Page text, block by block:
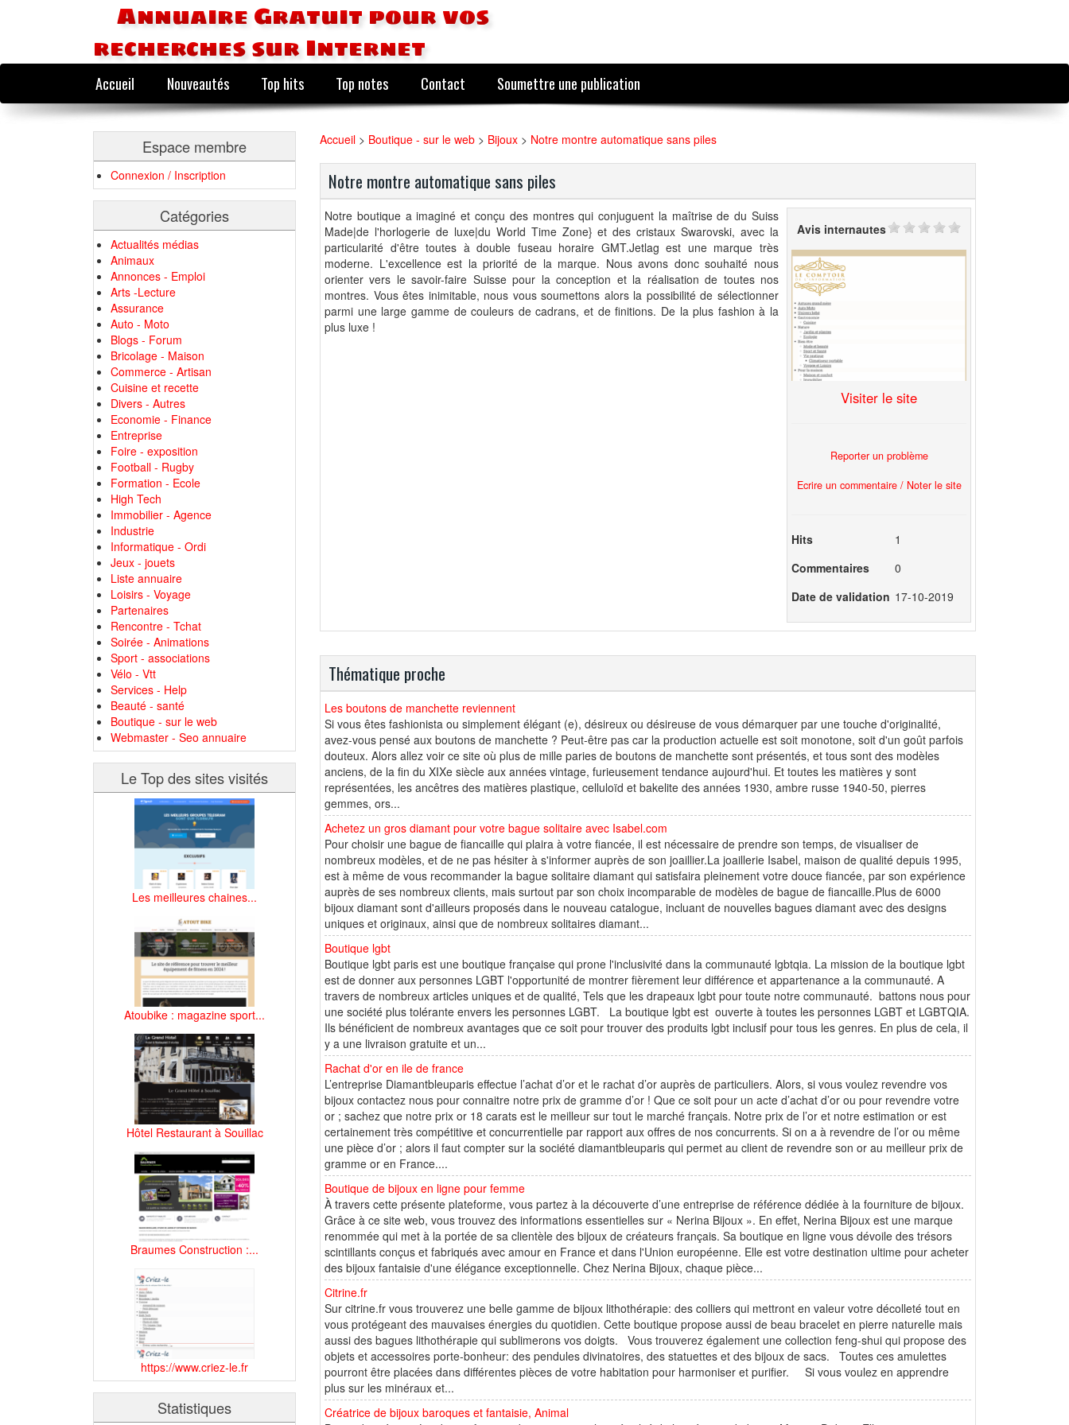
Annuaire Gratuit pour vos
recherches sur Internet
Accueil Nouveautés Top hits Top notes Contact Soumettre une publication
Espace membre
Connexion / Inscription
Catégories
Actualités médias
Animaux
Annonces - Emploi
Arts -Lecture
Assurance
Auto - Moto
Blogs - Forum
Bricolage - Maison
Commerce - Artisan
Cuisine et recette
Divers - Autres
Economie - Finance
Entreprise
Foire - exposition
Football - Rugby
Formation - Ecole
High Tech
Immobilier - Agence
Industrie
Informatique - Ordi
Jeux - jouets
Liste annuaire
Loisirs - Voyage
Partenaires
Rencontre - Tchat
Soirée - Animations
Sport - associations
Vélo - Vtt
Services - Help
Beauté - santé
Boutique - sur le web
Webmaster - Seo annuaire
Le Top des sites visités
Les meilleures chaines...
Atoubike : magazine sport...
Hôtel Restaurant à Souillac
Braumes Construction :...
https://www.criez-le.fr
Statistiques
Accueil > Boutique - sur le web > Bijoux > Notre montre automatique sans piles
Notre montre automatique sans piles
Notre boutique a imaginé et conçu des montres qui conjuguent la maîtrise de du Suiss
Made|de l'horlogerie de luxe|du World Time Zone} et des cristaux Swarovski, avec la
particularité d'être toutes à double fuseau horaire GMT.Jetlag est une marque très
moderne. L'excellence est la priorité de la marque. Nous avons donc souhaité nous
orienter vers le savoir-faire Suisse pour la conception et la réalisation de toutes nos
montres. Vous êtes inimitable, nous vous soumettons alors la possibilité de sélectionner
parmi une large gamme de couleurs de cadrans, et de finitions. De la plus fashion à la
plus luxe !
Avis internautes
Visiter le site
Reporter un problème
Ecrire un commentaire / Noter le site
Hits
1
Commentaires
0
Date de validation 17-10-2019
Thématique proche
Les boutons de manchette reviennent
Si vous êtes fashionista ou simplement élégant (e), désireux ou désireuse de vous démarquer par une touche d'originalité,
avez-vous pensé aux boutons de manchette ? Peut-être pas car la production actuelle est soit monotone, soit d'un goût parfois
douteux. Alors allez voir ce site où plus de mille paries de boutons de manchette sont présentés, et tous sont des modèles
anciens, de la fin du XIXe siècle aux années vintage, furieusement tendance aujourd'hui. Et toutes les matières y sont
représentées, les ancêtres des matières plastique, celluloïd et bakelite des années 1930, ambre russe 1940-50, pierres
gemmes, ors...
Achetez un gros diamant pour votre bague solitaire avec Isabel.com
Pour choisir une bague de fiancaille qui plaira à votre fiancée, il est nécessaire de prendre son temps, de visualiser de
nombreux modèles, et de ne pas hésiter à s'informer auprès de son joaillier.La joaillerie Isabel, maison de qualité depuis 1995,
est à même de vous recommander la bague solitaire diamant qui satisfaira pleinement votre douce fiancée, par son expérience
auprès de ses nombreux clients, mais surtout par son choix incomparable de modèles de bague de fiancaille.Plus de 6000
bijoux diamant sont d'ailleurs proposés dans le nouveau catalogue, incluant de nouvelles bagues diamant avec des designs
uniques et originaux, ainsi que de nombreux solitaires diamant...
Boutique lgbt
Boutique lgbt paris est une boutique française qui prone l'inclusivité dans la communauté lgbtqia. La mission de la boutique lgbt
est de donner aux personnes LGBT l'opportunité de montrer fièrement leur différence et appartenance a la communauté. A
travers de nombreux articles uniques et de qualité, Tels que les drapeaux lgbt pour toute notre communauté. battons nous pour
une société plus tolérante envers les personnes LGBT. La boutique lgbt est ouverte à toutes les personnes LGBT et LGBTQIA.
Ils bénéficient de nombreux avantages que ce soit pour trouver des produits lgbt inclusif pour tous les genres. En plus de cela, il
y a une livraison gratuite et un...
Rachat d'or en ile de france
L’entreprise Diamantbleuparis effectue l’achat d’or et le rachat d’or auprès de particuliers. Alors, si vous voulez revendre vos
bijoux contactez nous pour connaitre notre prix de gramme d’or ! Que ce soit pour un acte d’achat d’or ou pour revendre votre
or ; sachez que notre prix or 18 carats est le meilleur sur tout le marché français. Notre prix de l’or et notre estimation or est
certainement très compétitive et concurrentielle par rapport aux offres de nos concurrents. Si on a à revendre de l’or ou même
une pièce d’or ; alors il faut compter sur la société diamantbleuparis qui permet au client de revendre son or au meilleur prix de
gramme or en France....
Boutique de bijoux en ligne pour femme
À travers cette présente plateforme, vous partez à la découverte d’une entreprise de référence dédiée à la fourniture de bijoux.
Grâce à ce site web, vous trouvez des informations essentielles sur « Nerina Bijoux ». En effet, Nerina Bijoux est une marque
renommée qui met à la portée de sa clientèle des bijoux de créateurs français. Sa boutique en ligne vous dévoile des trésors
scintillants conçus et fabriqués avec amour en France et dans l'Union européenne. Elle est votre destination ultime pour acheter
des bijoux fantaisie d'une élégance exceptionnelle. Chez Nerina Bijoux, chaque pièce...
Citrine.fr
Sur citrine.fr vous trouverez une belle gamme de bijoux lithothérapie: des colliers qui mettront en valeur votre décolleté tout en
vous protégeant des mauvaises énergies du quotidien. Cette boutique propose aussi de beau bracelet en pierre naturelle mais
aussi des bagues lithothérapie qui sublimerons vos doigts. Vous trouverez également une collection feng-shui qui propose des
objets et accessoires porte-bonheur: des pendules divinatoires, des statuettes et des bijoux de sacs. Toutes ces amulettes
pourront être placées dans différentes pièces de votre habitation pour harmoniser et purifier. Si vous voulez en apprendre
plus sur les minéraux et...
Créatrice de bijoux baroques et fantaisie, Animal